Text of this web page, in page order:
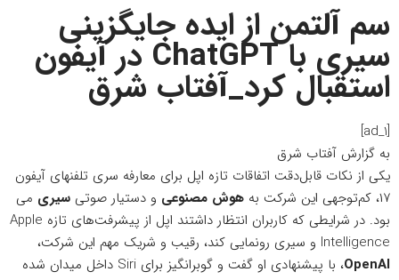
سم آلتمن از ایده جایگزینی
سیری با ChatGPT در آیفون
استقبال کرد_آفتاب شرق
[ad_1]
به گزارش آفتاب شرق
یکی از نکات قابل‌دقت اتفاقات تازه اپل برای معارفه سری تلفنهای آیفون
۱۷، کم‌توجهی این شرکت به
هوش مصنوعی و دستیار صوتی سیری می
بود. در شرایطی که کاربران انتظار داشتند اپل از پیشرفت‌های تازه Apple
Intelligence و سیری رونمایی کند، رقیب و شریک مهم این شرکت،
OpenAI
، با پیشنهادی او گفت و گو‌برانگیز برای Siri داخل میدان شده